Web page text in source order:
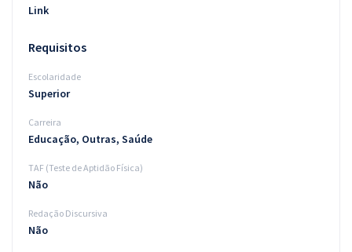
Link
Requisitos
Escolaridade
Superior
Carreira
Educação, Outras, Saúde
TAF (Teste de Aptidão Física)
Não
Redação Discursiva
Não